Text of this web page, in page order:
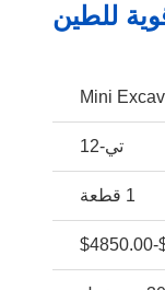
للطين
Mini
تي-12
1 قطعة